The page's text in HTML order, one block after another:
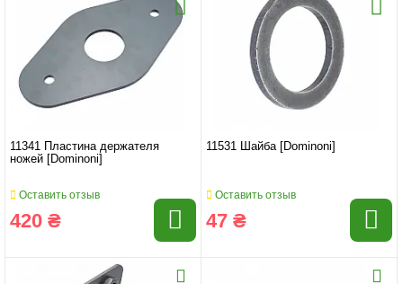
11341 Пластина держателя
ножей [Dominoni]
Оставить отзыв
420 ₴
11531 Шайба [Dominoni]
Оставить отзыв
47 ₴